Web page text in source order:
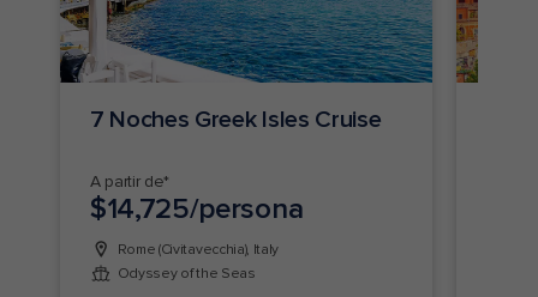
7 Noches Greek Isles Cruise
A partir de*
$14,725/persona
Rome (Civitavecchia), Italy
Odyssey of the Seas